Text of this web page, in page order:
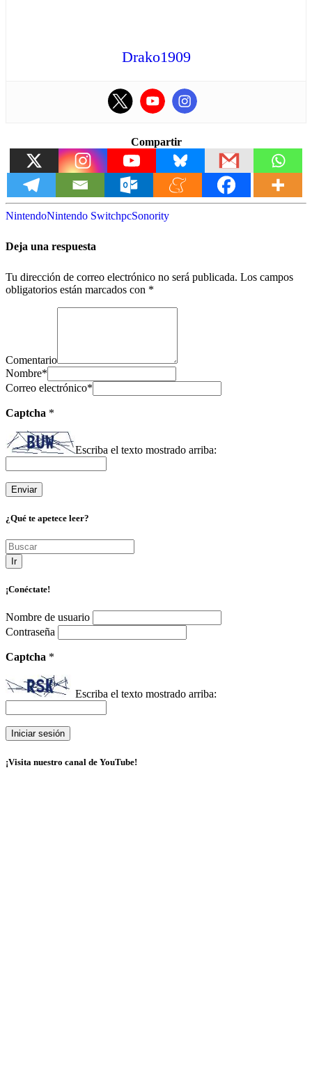
Drako1909
Compartir
NintendoNintendo SwitchpcSonority
Deja una respuesta
Tu dirección de correo electrónico no será publicada. Los campos
obligatorios están marcados con *
Comentario
Nombre*
Correo electrónico*
Captcha *
Escriba el texto mostrado arriba:
¿Qué te apetece leer?
Ir
¡Conéctate!
Nombre de usuario
Contraseña
Captcha *
Escriba el texto mostrado arriba:
¡Visita nuestro canal de YouTube!